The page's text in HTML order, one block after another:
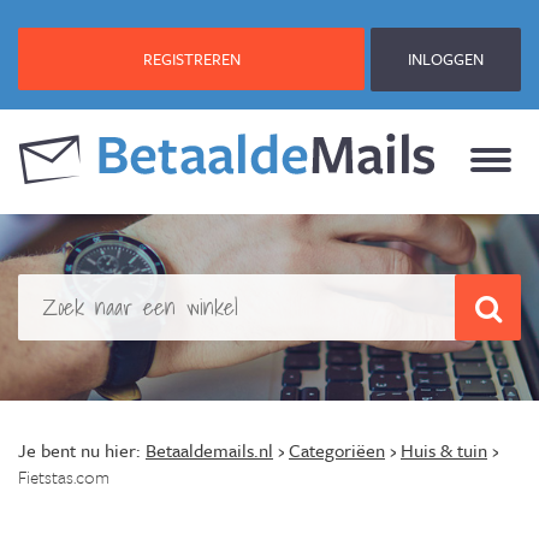
REGISTREREN INLOGGEN
Je bent nu hier: Betaaldemails.nl ›Categoriëen› Huis & tuin›
Fietstas.com